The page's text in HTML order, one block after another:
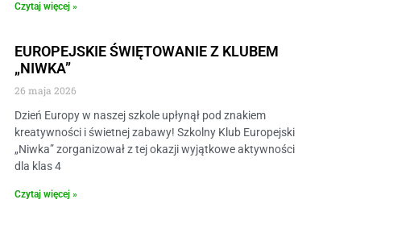
Czytaj więcej »
EUROPEJSKIE ŚWIĘTOWANIE Z KLUBEM
„NIWKA”
26 maja 2026
​Dzień Europy w naszej szkole upłynął pod znakiem
kreatywności i świetnej zabawy! Szkolny Klub Europejski
„Niwka” zorganizował z tej okazji wyjątkowe aktywności
dla klas 4
Czytaj więcej »